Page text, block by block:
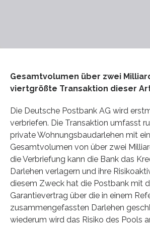
Gesamtvolumen über zwei
viertgrößte Transaktion dieser
Die Deutsche Postbank AG wird
verbriefen. Die Transaktion umfasst
private Wohnungsbaudarlehen mit
Gesamtvolumen von über zwei
die Verbriefung kann die Bank das
Darlehen verlagern und ihre
diesem Zweck hat die Postbank mit
Garantievertrag über die in einem
zusammengefassten Darlehen
wiederum wird das Risiko des Pools